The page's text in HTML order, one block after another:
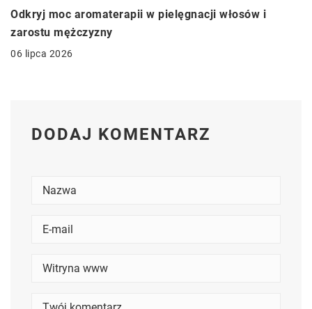
Odkryj moc aromaterapii w pielęgnacji włosów i
zarostu mężczyzny
06 lipca 2026
DODAJ KOMENTARZ